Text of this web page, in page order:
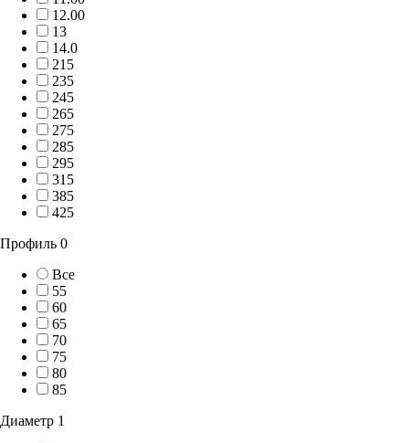
12.00
13
14.0
215
235
245
265
275
285
295
315
385
425
Профиль 0
Все
55
60
65
70
75
80
85
Диаметр 1